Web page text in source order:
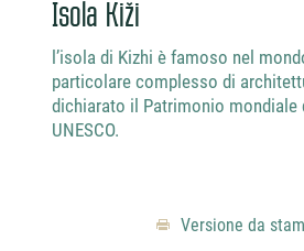
Isola Kiži
l’isola di Kizhi è famoso nel
particolare complesso di
dichiarato il Patrimonio mondiale
UNESCO.
Versione da